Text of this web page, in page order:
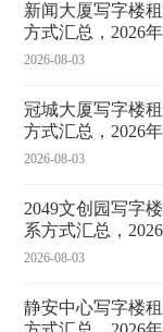
新闻大厦写字楼
方式汇总，2026
2026-08-03
冠城大厦写字楼
方式汇总，2026
2026-08-03
2049文创园写字
系方式汇总，
2026-08-03
静安中心写字楼